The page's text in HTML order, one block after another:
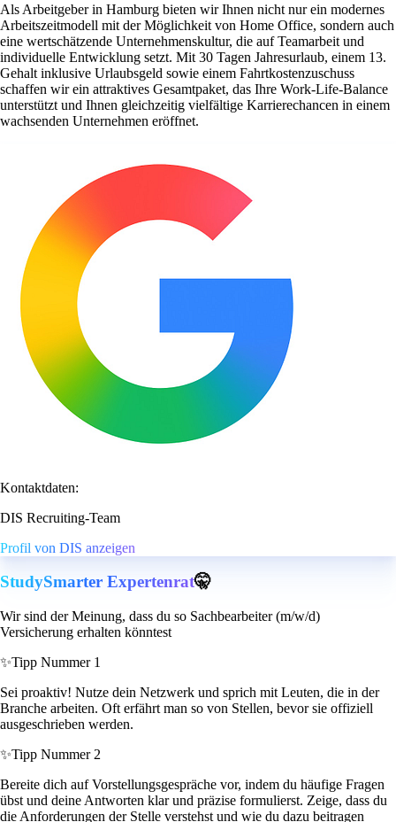
Als Arbeitgeber in Hamburg bieten wir Ihnen nicht nur ein modernes
Arbeitszeitmodell mit der Möglichkeit von Home Office, sondern auch
eine wertschätzende Unternehmenskultur, die auf Teamarbeit und
individuelle Entwicklung setzt. Mit 30 Tagen Jahresurlaub, einem 13.
Gehalt inklusive Urlaubsgeld sowie einem Fahrtkostenzuschuss
schaffen wir ein attraktives Gesamtpaket, das Ihre Work-Life-Balance
unterstützt und Ihnen gleichzeitig vielfältige Karrierechancen in einem
wachsenden Unternehmen eröffnet.
Kontaktdaten:
DIS Recruiting-Team
Profil von DIS anzeigen
StudySmarter Expertenrat🤫
Wir sind der Meinung, dass du so Sachbearbeiter (m/w/d)
Versicherung erhalten könntest
✨Tipp Nummer 1
Sei proaktiv! Nutze dein Netzwerk und sprich mit Leuten, die in der
Branche arbeiten. Oft erfährt man so von Stellen, bevor sie offiziell
ausgeschrieben werden.
✨Tipp Nummer 2
Bereite dich auf Vorstellungsgespräche vor, indem du häufige Fragen
übst und deine Antworten klar und präzise formulierst. Zeige, dass du
die Anforderungen der Stelle verstehst und wie du dazu beitragen